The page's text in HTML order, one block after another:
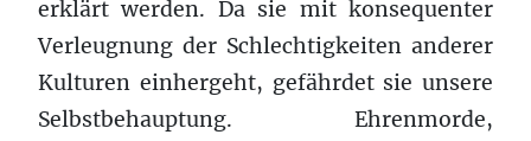
erklärt werden. Da sie mit konsequenter
Verleugnung der Schlechtigkeiten anderer
Kulturen einhergeht, gefährdet sie unsere
Selbstbehauptung. Ehrenmorde,